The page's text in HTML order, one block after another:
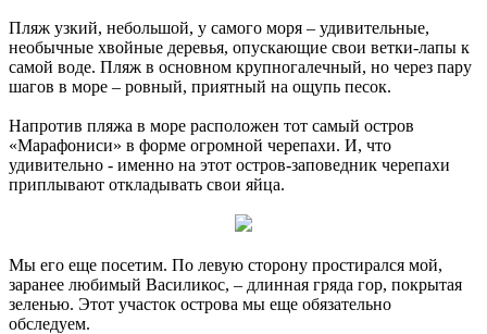
Пляж узкий, небольшой, у самого моря – удивительные,
необычные хвойные деревья, опускающие свои ветки-лапы к
самой воде. Пляж в основном крупногалечный, но через пару
шагов в море – ровный, приятный на ощупь песок.
Напротив пляжа в море расположен тот самый остров
«Марафониси» в форме огромной черепахи. И, что
удивительно - именно на этот остров-заповедник черепахи
приплывают откладывать свои яйца.
Мы его еще посетим. По левую сторону простирался мой,
заранее любимый Василикос, – длинная гряда гор, покрытая
зеленью. Этот участок острова мы еще обязательно
обследуем.